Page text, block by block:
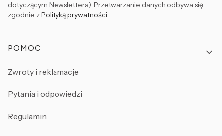
dotyczącym Newslettera). Przetwarzanie danych odbywa się
zgodnie zPolityką prywatności.
Linki w stopce
POMOC
Zwroty i reklamacje
Pytania i odpowiedzi
Regulamin